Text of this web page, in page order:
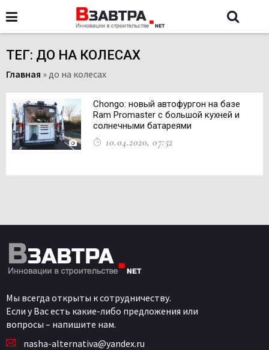
ТЕГ: ДО НА КОЛЕСАХ
Главная »до на колесах
Chongo: новый автофургон на базе
Ram Promaster с большой кухней и
солнечными батареями
10.04.2020, 07:52
Мы всегда открыты к сотрудничеству.
Если у Вас есть какие-либо предложения или
вопросы – напишите нам.
nasha-alternativa@yandex.ru